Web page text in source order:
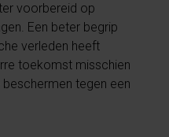
voorbereid op
Een beter begrip
verleden heeft
toekomst misschien
tegen een